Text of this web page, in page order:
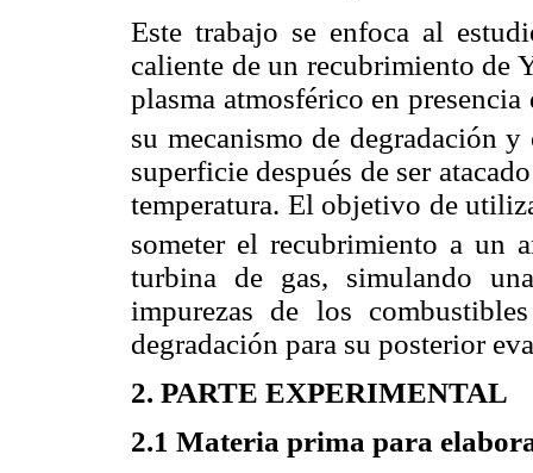
Este trabajo se enfoca al
caliente de un recubrimiento de
plasma atmosférico en presencia
su mecanismo de degradación
superficie después de ser
temperatura. El objetivo de
someter el recubrimiento a un
turbina de gas, simulando
impurezas de los
degradación para su posterior
2. PARTE EXPERIMENTAL
2.1 Materia prima para